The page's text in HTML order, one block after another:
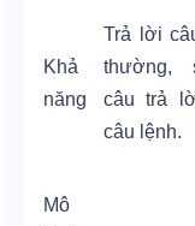
Khả
năng
Trả lời
thường,
câu trả
câu lệnh.
Mô